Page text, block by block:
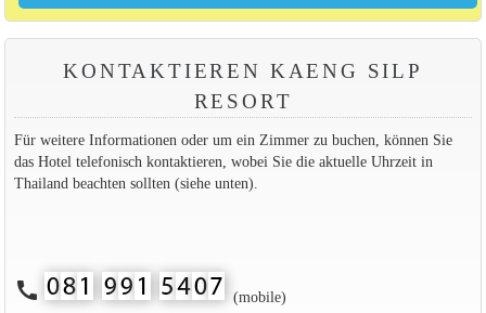
KONTAKTIEREN KAENG SILP
RESORT
Für weitere Informationen oder um ein Zimmer zu buchen, können Sie
das Hotel telefonisch kontaktieren, wobei Sie die aktuelle Uhrzeit in
Thailand beachten sollten (siehe unten).
call
(mobile)